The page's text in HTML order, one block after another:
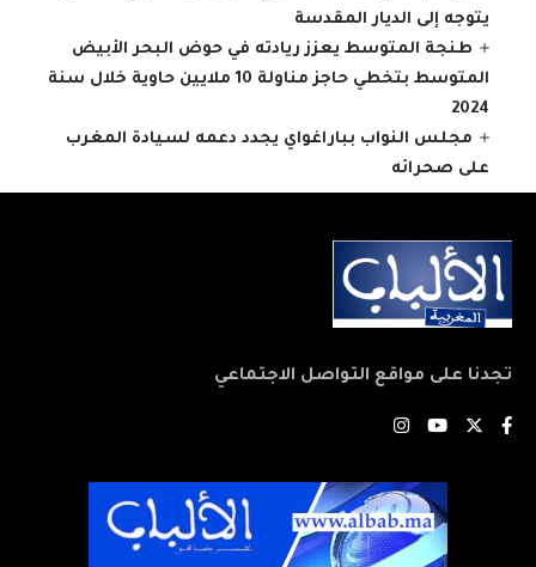
يتوجه إلى الديار المقدسة
طنجة المتوسط يعزز ريادته في حوض البحر الأبيض
المتوسط بتخطي حاجز مناولة 10 ملايين حاوية خلال سنة
2024
مجلس النواب بباراغواي يجدد دعمه لسيادة المغرب
على صحرائه
تجدنا على مواقع التواصل الاجتماعي